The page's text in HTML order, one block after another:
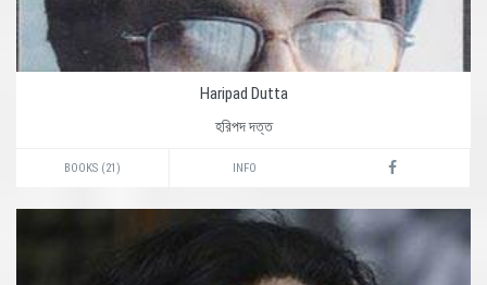
Haripad Dutta
হরিপদ দত্ত
BOOKS (21) INFO